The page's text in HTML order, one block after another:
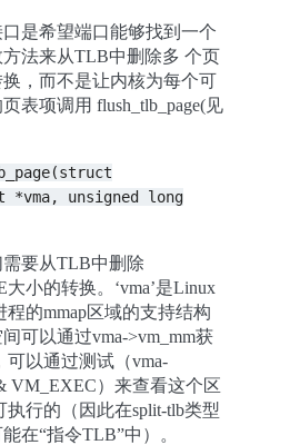
是希望端口能够找到一个
法来从TLB中删除多 个页
，而不是让内核为每个可
表项调用 flush_tlb_page(见
*vma, unsigned
long
要从TLB中删除
大小的转换。‘vma’是Linux
程的mmap区域的支持结构
可以通过vma->vm_mm获
可以通过测试（vma-
VM_EXEC）来查看这个区
执行的（因此在split-tlb类型
在“指令TLB”中）。